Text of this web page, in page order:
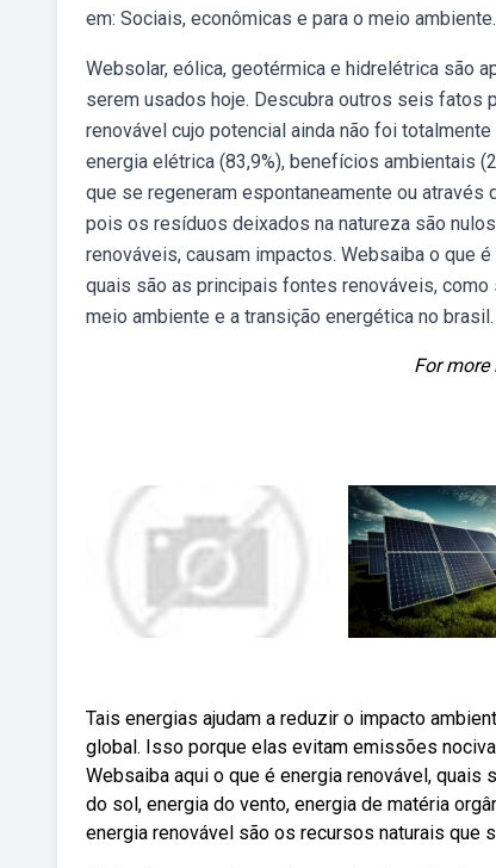
em: Sociais, econômicas e para o meio ambiente.
Websolar, eólica, geotérmica e hidrelétrica são
serem usados hoje. Descubra outros seis fatos
renovável cujo potencial ainda não foi
energia elétrica (83,9%), benefícios ambientais
que se regeneram espontaneamente ou através
pois os resíduos deixados na natureza são
renováveis, causam impactos. Websaiba o que
quais são as principais fontes renováveis,
meio ambiente e a transição energética no
For
Tais energias ajudam a reduzir o impacto
global. Isso porque elas evitam emissões
Websaiba aqui o que é energia renovável,
do sol, energia do vento, energia de matéria
energia renovável são os recursos naturais que